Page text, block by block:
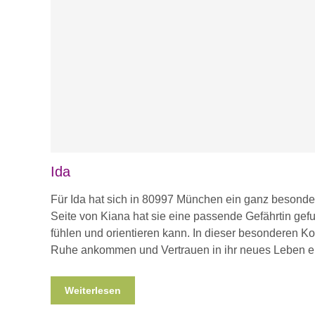
Ida
Für Ida hat sich in 80997 München ein ganz
Seite von Kiana hat sie eine passende Gefährtin
fühlen und orientieren kann. In dieser besonderen
Ruhe ankommen und Vertrauen in ihr neues Leben
Weiterlesen